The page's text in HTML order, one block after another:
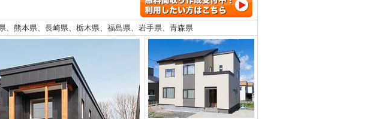
、熊本県、長崎県、栃木県、福島県、岩手県、青森県